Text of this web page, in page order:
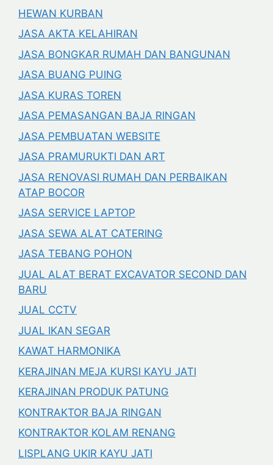
HEWAN KURBAN
JASA AKTA KELAHIRAN
JASA BONGKAR RUMAH DAN BANGUNAN
JASA BUANG PUING
JASA KURAS TOREN
JASA PEMASANGAN BAJA RINGAN
JASA PEMBUATAN WEBSITE
JASA PRAMURUKTI DAN ART
JASA RENOVASI RUMAH DAN PERBAIKAN
ATAP BOCOR
JASA SERVICE LAPTOP
JASA SEWA ALAT CATERING
JASA TEBANG POHON
JUAL ALAT BERAT EXCAVATOR SECOND DAN
BARU
JUAL CCTV
JUAL IKAN SEGAR
KAWAT HARMONIKA
KERAJINAN MEJA KURSI KAYU JATI
KERAJINAN PRODUK PATUNG
KONTRAKTOR BAJA RINGAN
KONTRAKTOR KOLAM RENANG
LISPLANG UKIR KAYU JATI